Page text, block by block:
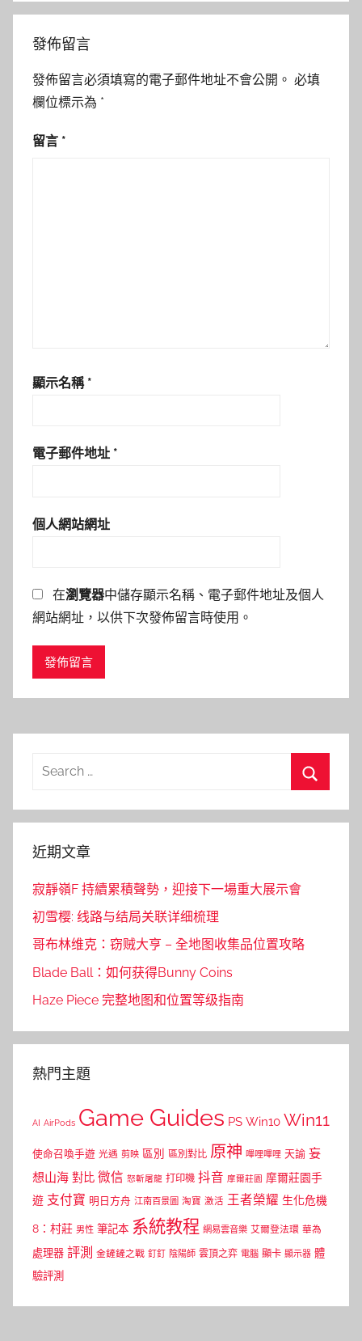
發佈留言
發佈留言必須填寫的電子郵件地址不會公開。 必填
欄位標示為 *
留言 *
顯示名稱 *
電子郵件地址 *
個人網站網址
在瀏覽器中儲存顯示名稱、電子郵件地址及個人
網站網址，以供下次發佈留言時使用。
Search
近期文章
寂靜嶺F 持續累積聲勢，迎接下一場重大展示會
初雪樱: 线路与结局关联详细梳理
哥布林维克：窃贼大亨 – 全地图收集品位置攻略
Blade Ball：如何获得Bunny Coins
Haze Piece 完整地图和位置等级指南
熱門主題
AI AirPods Game Guides PS Win10 Win11
使命召喚手遊 光遇 剪映 區別 區別對比 原神 嗶哩嗶哩 天諭 妄
想山海 對比 微信 怒斬屠龍 打印機 抖音 摩爾莊園 摩爾莊園手
遊 支付寶 明日方舟 江南百景圖 淘寶 激活 王者榮耀 生化危機
8：村莊 男性 筆記本 系統教程 網易雲音樂 艾爾登法環 華為
處理器 評測 金鏟鏟之戰 釘釘 陰陽師 雲頂之弈 電腦 顯卡 顯示器 體
驗評測